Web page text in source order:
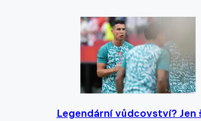
Legendární vůdcovství?